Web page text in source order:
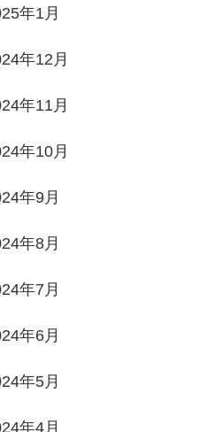
年1月
年12月
年11月
年10月
年9月
年8月
年7月
年6月
年5月
年4月